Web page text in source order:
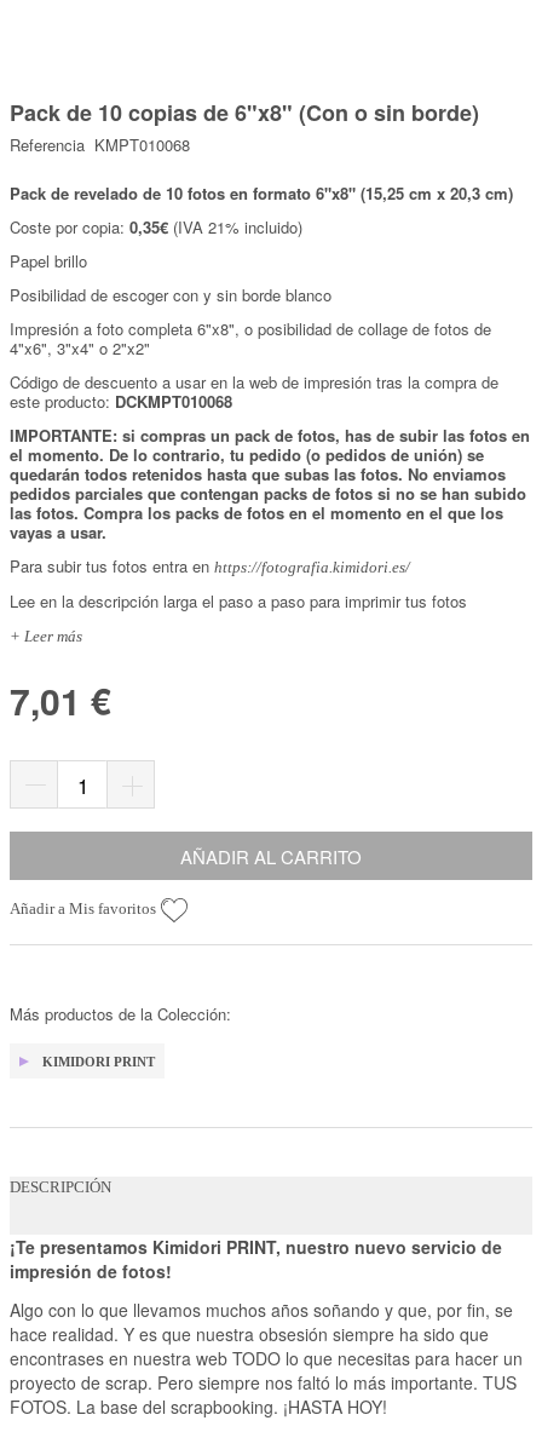
Top Ventas
Temática
Iniciar sesión/Regístrate
Somos Kimidori
comienzo
de
la
de
imágenes
Pack de 10 copias de 6"x8" (Con o sin borde)
Referencia KMPT010068
Pack de revelado de 10 fotos en formato 6"x8" (15,25 cm x 20,3 cm)
Coste por copia: 0,35€ (IVA 21% incluido)
Papel brillo
Posibilidad de escoger con y sin borde blanco
Impresión a foto completa 6"x8", o posibilidad de collage de fotos de
4"x6", 3"x4" o 2"x2"
Código de descuento a usar en la web de impresión tras la compra de
este producto: DCKMPT010068
IMPORTANTE: si compras un pack de fotos, has de subir las fotos en
el momento. De lo contrario, tu pedido (o pedidos de unión) se
quedarán todos retenidos hasta que subas las fotos. No enviamos
pedidos parciales que contengan packs de fotos si no se han subido
las fotos. Compra los packs de fotos en el momento en el que los
vayas a usar.
Para subir tus fotos entra en https://fotografia.kimidori.es/
Lee en la descripción larga el paso a paso para imprimir tus fotos
+ Leer más
7,01 €
AÑADIR AL CARRITO
Añadir a Mis favoritos
Más productos de la Colección:
KIMIDORI PRINT
DESCRIPCIÓN
¡Te presentamos Kimidori PRINT, nuestro nuevo servicio de
impresión de fotos!
Algo con lo que llevamos muchos años soñando y que, por fin, se
hace realidad. Y es que nuestra obsesión siempre ha sido que
encontrases en nuestra web TODO lo que necesitas para hacer un
proyecto de scrap. Pero siempre nos faltó lo más importante. TUS
FOTOS. La base del scrapbooking. ¡HASTA HOY!